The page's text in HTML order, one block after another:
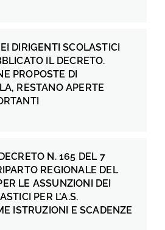
DIRIGENTI SCOLASTICI
IL DECRETO.
PROPOSTE DI
RESTANO APERTE
N. 165 DEL 7
REGIONALE DEL
LE ASSUNZIONI DEI
PER L’A.S.
ISTRUZIONI E SCADENZE